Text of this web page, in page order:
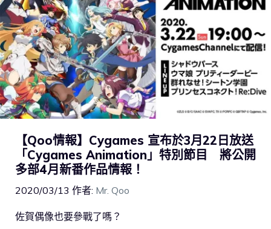
【Qoo情報】Cygames 宣布於3月22日放送
「Cygames Animation」特別節目 將公開
多部4月新番作品情報！
2020/03/13 作者: Mr. Qoo
佐賀偶像也要參戰了嗎？